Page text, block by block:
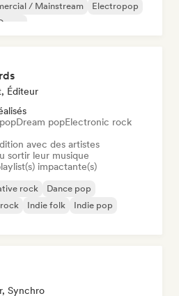
/ Mainstream
Electropop
Éditeur
Dream popElectronic rock
avec des artistes
sortir leur musique
impactante(s)
rock
Dance pop
Indie folk
Indie pop
Synchro